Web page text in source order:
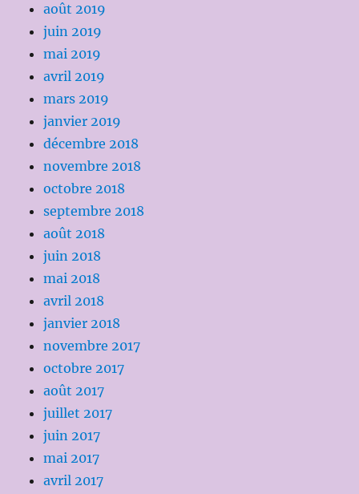
août 2019
juin 2019
mai 2019
avril 2019
mars 2019
janvier 2019
décembre 2018
novembre 2018
octobre 2018
septembre 2018
août 2018
juin 2018
mai 2018
avril 2018
janvier 2018
novembre 2017
octobre 2017
août 2017
juillet 2017
juin 2017
mai 2017
avril 2017